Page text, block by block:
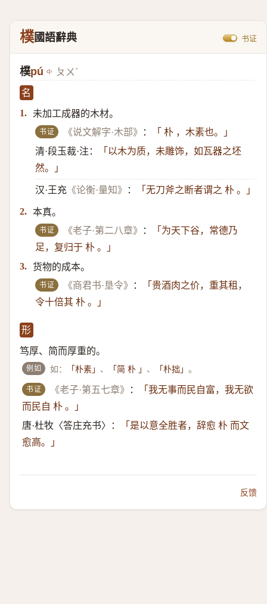
樸國語辭典 书证
樸pú ㄆㄨˊ
名
1. 未加工成器的木材。
书证 《说文解字·木部》 ：
「 朴 ，木素也。」
清·段玉裁·注：
「以木为质，未雕饰，如瓦器之坯
然。」
汉·王充 《论衡·量知》 ： 「无刀斧之断者谓之 朴 。」
2. 本真。
书证 《老子·第二八章》 ：
「为天下谷，常德乃
足，复归于 朴 。」
3. 货物的成本。
书证 《商君书·垦令》 ：
「贵酒肉之价，重其租，
令十倍其 朴 。」
形
笃厚、简而厚重的。
例如 如： 「朴素」 、 「简 朴 」 、 「朴拙」。
书证 《老子·第五七章》 ：
「我无事而民自富，我无欲
而民自 朴 。」
唐·杜牧〈答庄充书〉：
「是以意全胜者，辞愈 朴 而文
愈高。」
反馈